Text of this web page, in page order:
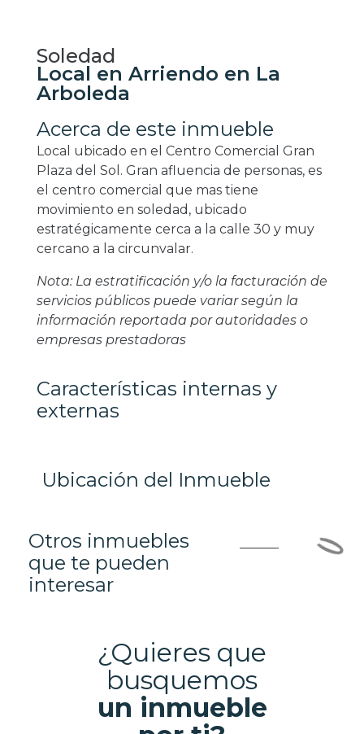
Soledad
Local en Arriendo en La
Arboleda
Acerca de este inmueble
Local ubicado en el Centro Comercial Gran
Plaza del Sol. Gran afluencia de personas, es
el centro comercial que mas tiene
movimiento en soledad, ubicado
estratégicamente cerca a la calle 30 y muy
cercano a la circunvalar.
Nota: La estratificación y/o la facturación de
servicios públicos puede variar según la
información reportada por autoridades o
empresas prestadoras
Características internas y
externas
Ubicación del Inmueble
Otros inmuebles
que te pueden
interesar
¿Quieres que
busquemos
un inmueble